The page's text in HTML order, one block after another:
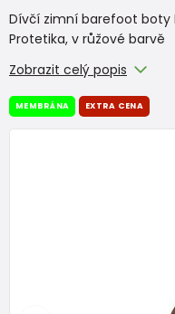
Dívčí zimní barefoot boty
Protetika, v růžové barvě
Zobrazit celý popis
MEMBRÁNA EXTRA CENA